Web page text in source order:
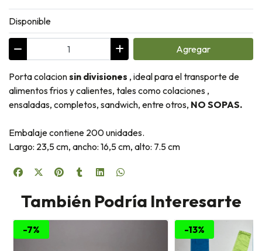
Disponible
Agregar
Porta colacionsin divisiones , ideal para el transporte de
alimentos frios y calientes, tales como colaciones ,
ensaladas, completos, sandwich, entre otros, NO SOPAS.
Embalaje contiene 200 unidades.
Largo: 23,5 cm, ancho: 16,5 cm, alto: 7.5 cm
También Podría Interesarte
-7% -13%